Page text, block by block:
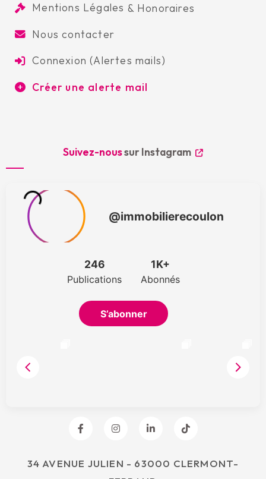
Mentions Légales & Honoraires
Nous contacter
Connexion (Alertes mails)
Créer une alerte mail
Suivez-noussur Instagram
34 AVENUE JULIEN - 63000 CLERMONT-